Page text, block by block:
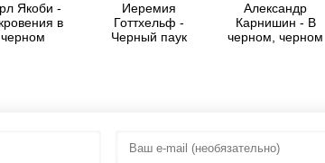
Якоби -
в
черном
Иеремия
Готтхельф -
Черный паук
Александр
Карнишин - В
черном, черном